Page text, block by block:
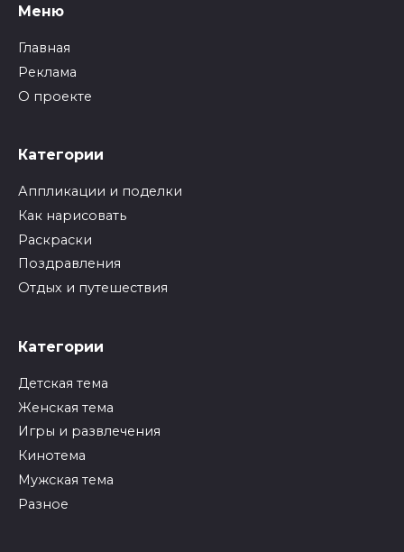
Меню
Главная
Реклама
О проекте
Категории
Аппликации и поделки
Как нарисовать
Раскраски
Поздравления
Отдых и путешествия
Категории
Детская тема
Женская тема
Игры и развлечения
Кинотема
Мужская тема
Разное